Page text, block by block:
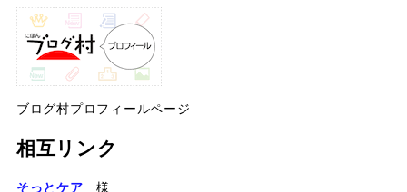
ブログ村プロフィールページ
相互リンク
そっとケア 様